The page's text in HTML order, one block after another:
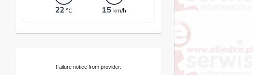
Failure notice from provider: